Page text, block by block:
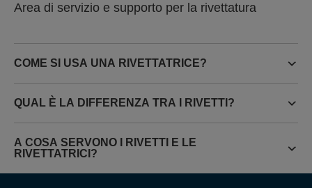
Area di servizio e supporto per la rivettatura
COME SI USA UNA RIVETTATRICE?
QUAL È LA DIFFERENZA TRA I RIVETTI?
A COSA SERVONO I RIVETTI E LE
RIVETTATRICI?